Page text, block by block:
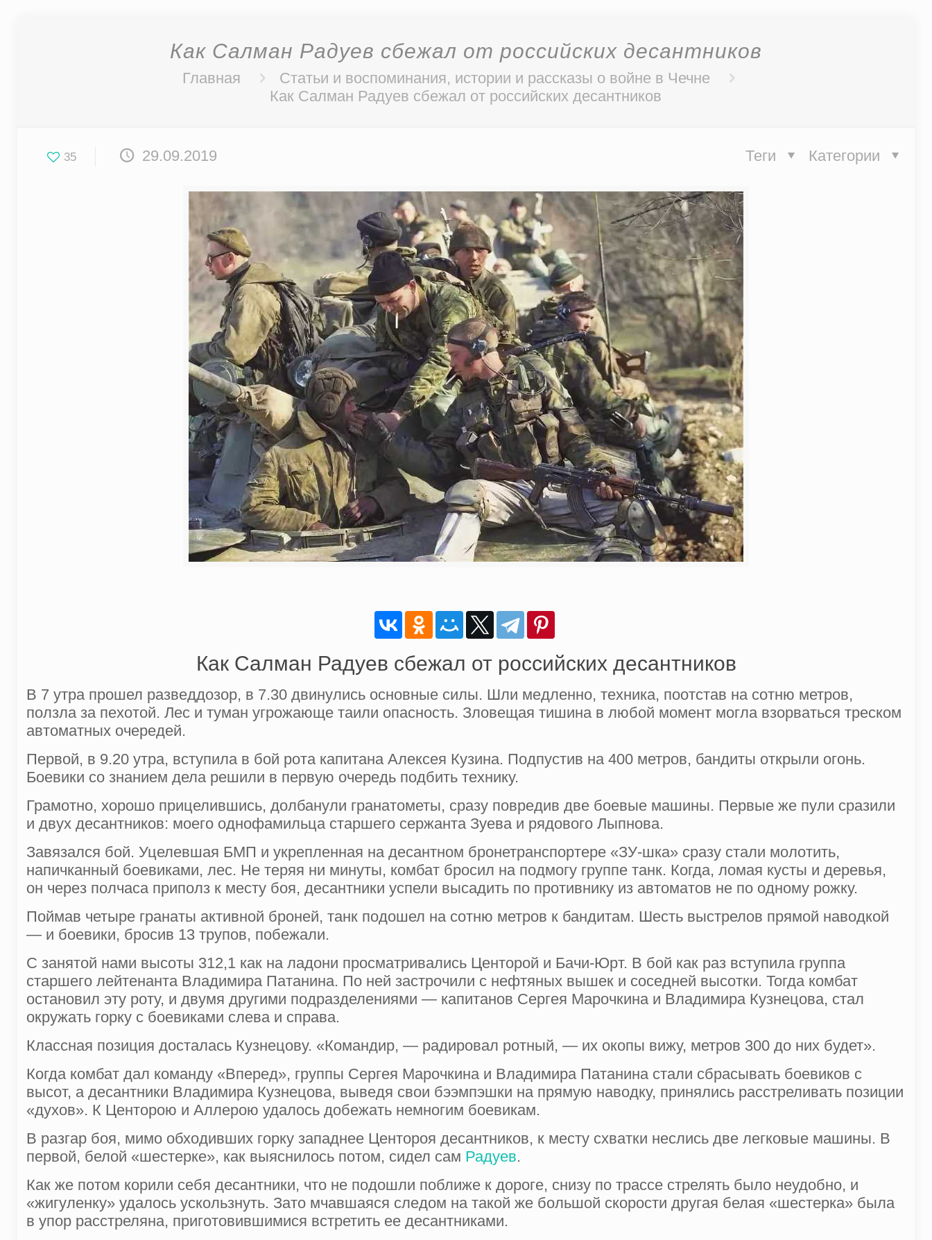
Как Салман Радуев сбежал от российских десантников
Главная
Статьи и воспоминания, истории и рассказы о войне в Чечне
Как Салман Радуев сбежал от российских десантников
35 29.09.2019 Категории
Теги
Как Салман Радуев сбежал от российских десантников
В 7 утра прошел разведдозор, в 7.30 двинулись ос­новные силы. Шли медленно, техника, поотстав на сотню метров,
ползла за пехотой. Лес и туман угрожа­юще таили опасность. Зловещая тишина в любой момент могла взорваться треском
автоматных очередей.
Первой, в 9.20 утра, вступила в бой рота капитана Алек­сея Кузина. Подпустив на 400 метров, бандиты открыли огонь.
Боевики со знанием дела решили в первую очередь подбить технику.
Грамотно, хорошо прицелившись, долба­нули гранатометы, сразу повредив две боевые машины. Первые же пули сразили
и двух десантников: моего одно­фамильца старшего сержанта Зуева и рядового Лыпнова.
Завязался бой. Уцелевшая БМП и укрепленная на де­сантном бронетранспортере «ЗУ-шка» сразу стали молотить,
напичканный боевиками, лес. Не теряя ни минуты, комбат бросил на подмогу группе танк. Когда, ломая кусты и дере­вья,
он через полчаса приполз к месту боя, десантники ус­пели высадить по противнику из автоматов не по одному рожку.
Поймав четыре гранаты активной броней, танк по­дошел на сотню метров к бандитам. Шесть выстрелов пря­мой наводкой
— и боевики, бросив 13 трупов, побежали.
С занятой нами высоты 312,1 как на ладони просматри­вались Центорой и Бачи-Юрт. В бой как раз вступила груп­па
старшего лейтенанта Владимира Патанина. По ней зас­трочили с нефтяных вышек и соседней высотки. Тогда ком­бат
остановил эту роту, и двумя другими подразделениями — капитанов Сергея Марочкина и Владимира Кузнецова, стал
окружать горку с боевиками слева и справа.
Классная позиция досталась Кузнецову. «Командир, — радировал рот­ный, — их окопы вижу, метров 300 до них будет».
Когда комбат дал команду «Вперед», группы Сергея Марочкина и Владимира Патанина стали сбрасывать бо­евиков с
высот, а десантники Владимира Кузнецова, вы­ведя свои бээмпэшки на прямую наводку, принялись рас­стреливать позиции
«духов». К Центорою и Аллерою уда­лось добежать немногим боевикам.
В разгар боя, мимо обходивших горку западнее Центороя десантников, к месту схватки неслись две легковые машины. В
первой, белой «шестерке», как выяснилось по­том, сидел сам Радуев.
Как же потом корили себя десант­ники, что не подошли поближе к дороге, снизу по трассе стрелять было неудобно, и
«жигуленку» удалось ускольз­нуть. Зато мчавшаяся следом на такой же большой скоро­сти другая белая «шестерка» была
в упор расстреляна, при­готовившимися встретить ее десантниками.